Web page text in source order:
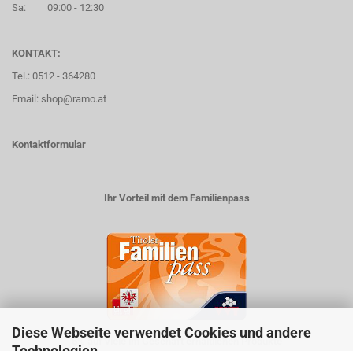
Diese Webseite verwendet Cookies und andere
Sa: 09:00 - 12:30
KONTAKT:
Tel.: 0512 - 364280
Email: shop@ramo.at
Kontaktformular
Ihr Vorteil mit dem Familienpass
5% auf viele im Geschäft erhältlichen Produkte